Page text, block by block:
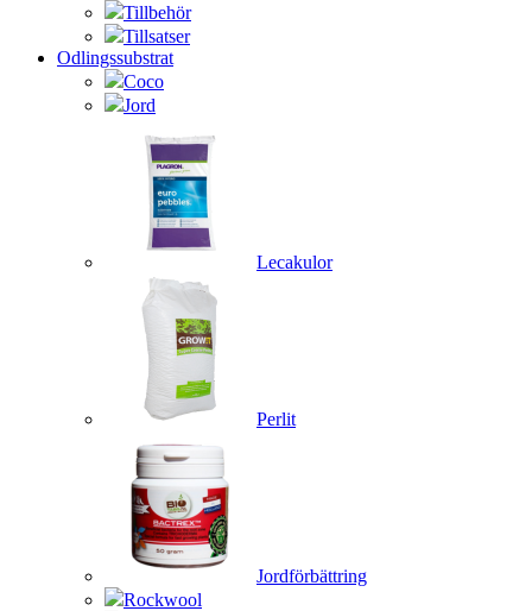
Tillbehör
Tillsatser
Odlingssubstrat
Coco
Jord
Lecakulor
Perlit
Jordförbättring
Rockwool